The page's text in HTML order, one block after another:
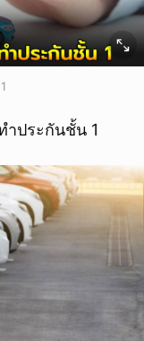
ำประกันชั้น 1